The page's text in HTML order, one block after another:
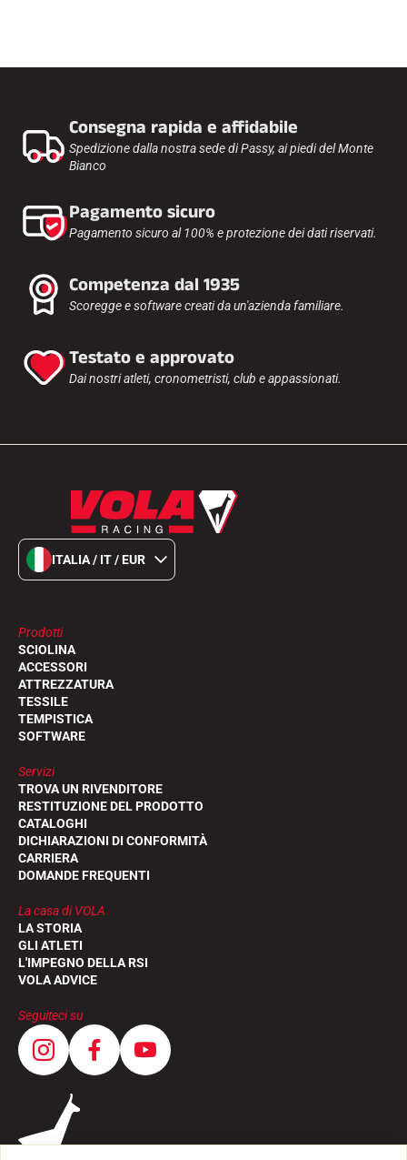
Consegna rapida e affidabile
Spedizione dalla nostra sede di Passy, ai piedi del Monte
Bianco
Pagamento sicuro
Pagamento sicuro al 100% e protezione dei dati riservati.
Competenza dal 1935
Scoregge e software creati da un'azienda familiare.
Testato e approvato
Dai nostri atleti, cronometristi, club e appassionati.
ITALIA / IT / EUR
Prodotti
SCIOLINA
ACCESSORI
ATTREZZATURA
TESSILE
TEMPISTICA
SOFTWARE
Servizi
TROVA UN RIVENDITORE
RESTITUZIONE DEL PRODOTTO
CATALOGHI
DICHIARAZIONI DI CONFORMITÀ
CARRIERA
DOMANDE FREQUENTI
La casa di VOLA
LA STORIA
GLI ATLETI
L'IMPEGNO DELLA RSI
VOLA ADVICE
Seguiteci su